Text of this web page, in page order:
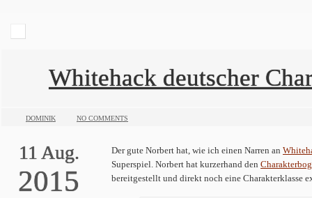
Whitehack deutscher
DOMINIK NO COMMENTS
11 Aug.
2015
Der gute Norbert hat, wie ich einen Narren an
Superspiel. Norbert hat kurzerhand den
bereitgestellt und direkt noch eine Charakterklasse